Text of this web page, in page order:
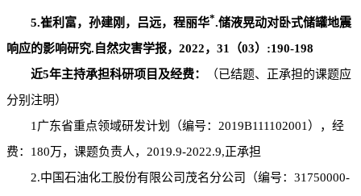
5.崔利富，孙建刚，吕远，程丽华*.储液晃动对卧式储罐地震
响应的影响研究.自然灾害学报，2022，31（03）:190-198
近5年主持承担科研项目及经费：
（已结题、正承担的课题应
分别注明）
1广东省重点领域研发计划（编号：2019B111102001），经
费：180万，课题负责人，2019.9-2022.9,正承担
2.中国石油化工股份有限公司茂名分公司（编号：31750000-